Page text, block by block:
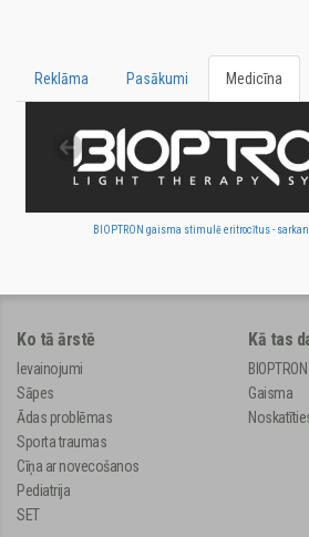
Reklāma Pasākumi Medicīna
BIOPTRON gaisma stimulē eritrocītus -
Ko tā ārstē
Ievainojumi
Sāpes
Ādas problēmas
Sporta traumas
Cīņa ar novecošanos
Pediatrija
SET
Kā tas
Gaisma